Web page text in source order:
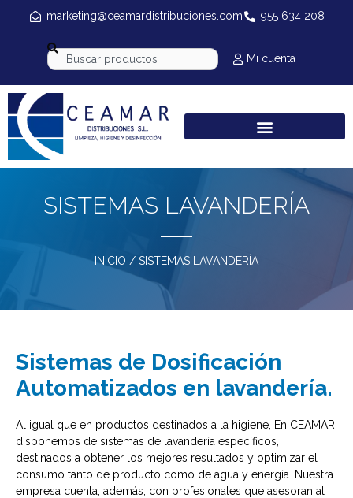
marketing@ceamardistribuciones.com 955 634 208
Mi cuenta
SISTEMAS LAVANDERÍA
INICIO / SISTEMAS LAVANDERÍA
Sistemas de Dosificación
Automatizados en lavandería.
Al igual que en productos destinados a la higiene, En CEAMAR
disponemos de sistemas de lavandería específicos,
destinados a obtener los mejores resultados y optimizar el
consumo tanto de producto como de agua y energía. Nuestra
empresa cuenta, además, con profesionales que asesoran al